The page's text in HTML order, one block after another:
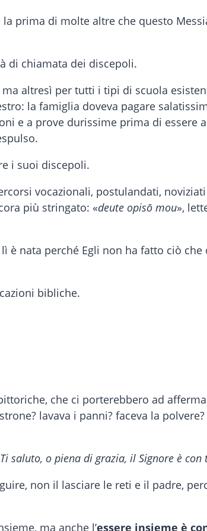
prima di molte altre che questo
di chiamata dei discepoli.
altresì per tutti i tipi di scuola
la famiglia doveva pagare
e a prove durissime prima di essere
i suoi discepoli.
vocazionali, postulandati,
più stringato: «deute opisō mou»,
è nata perché Egli non ha fatto ciò
bibliche.
che ci porterebbero ad
lavava i panni? faceva la
saluto, o piena di grazia, il Signore è con
non il lasciare le reti e il padre,
ma anche l’essere insieme è